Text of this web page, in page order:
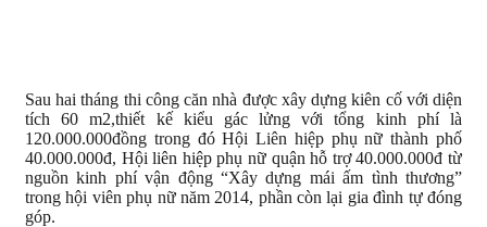
Sau hai tháng thi công căn nhà được xây dựng kiên cố với diện
tích 60 m2,thiết kế kiểu gác lửng với tổng kinh phí là
120.000.000đồng trong đó Hội Liên hiệp phụ nữ thành phố
40.000.000đ, Hội liên hiệp phụ nữ quận hỗ trợ 40.000.000đ từ
nguồn kinh phí vận động “Xây dựng mái ấm tình thương”
trong hội viên phụ nữ năm 2014, phần còn lại gia đình tự đóng
góp.